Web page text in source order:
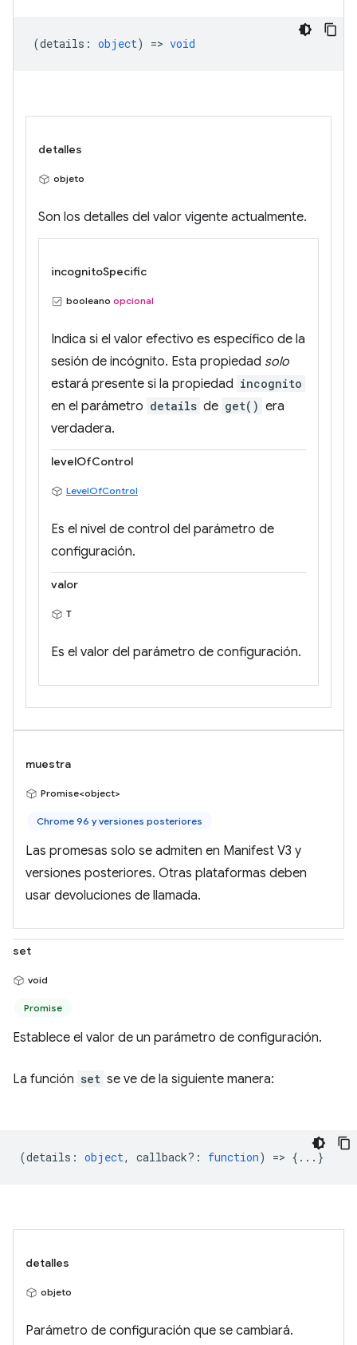
(details : object) => void
detalles
objeto
Son los detalles del valor vigente actualmente.
incognitoSpecific
booleano opcional
Indica si el valor efectivo es específico de la
sesión de incógnito. Esta propiedad solo
estará presente si la propiedad incognito
en el parámetro details de get() era
verdadera.
levelOfControl
LevelOfControl
Es el nivel de control del parámetro de
configuración.
valor
T
Es el valor del parámetro de configuración.
muestra
Promise<object>
Chrome 96 y versiones posteriores
Las promesas solo se admiten en Manifest V3 y
versiones posteriores. Otras plataformas deben
usar devoluciones de llamada.
set
void
Promise
Establece el valor de un parámetro de configuración.
La función set se ve de la siguiente manera:
(details : object, callback? : function) => {...}
detalles
objeto
Parámetro de configuración que se cambiará.